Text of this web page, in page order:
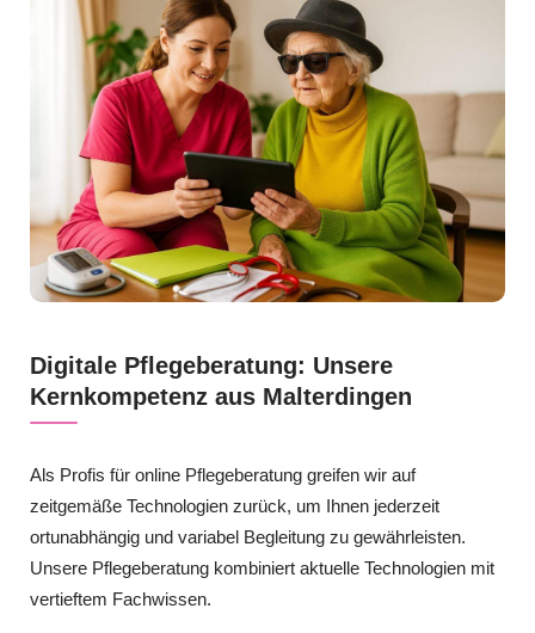
Digitale Pflegeberatung: Unsere
Kernkompetenz aus Malterdingen
Als Profis für online Pflegeberatung greifen wir auf
zeitgemäße Technologien zurück, um Ihnen jederzeit
ortunabhängig und variabel Begleitung zu gewährleisten.
Unsere Pflegeberatung kombiniert aktuelle Technologien mit
vertieftem Fachwissen.